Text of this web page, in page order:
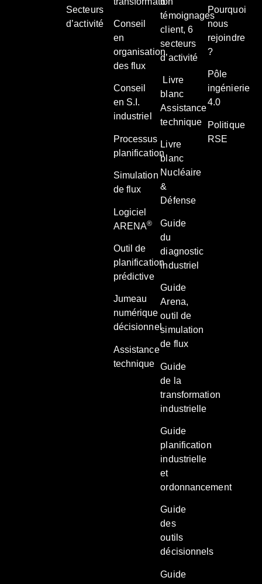
Secteurs
d’activité
Conseil
en
organisation
des flux
Conseil
en S.I.
industriel
Processus
planification
Simulation
de flux
Logiciel
ARENA®
Outil de
planification
prédictive
Jumeau
numérique
décisionnel
Assistance
technique
témoignages
client, 6
secteurs
d’activité
Livre
blanc
Assistance
technique
Livre
blanc
Nucléaire
&
Défense
Guide
du
diagnostic
industriel
Guide
Arena,
outil de
simulation
de flux
Guide
de la
transformation
industrielle
Guide
planification
industrielle
et
ordonnancement
Guide
des
outils
décisionnels
Guide
Pourquoi
nous
rejoindre
?
Pôle
ingénierie
4.0
Politique
RSE